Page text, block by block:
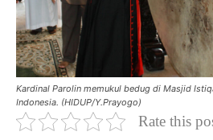
Kardinal Parolin memukul bedug di Masjid
Indonesia. (HIDUP/Y.Prayogo)
Rate this